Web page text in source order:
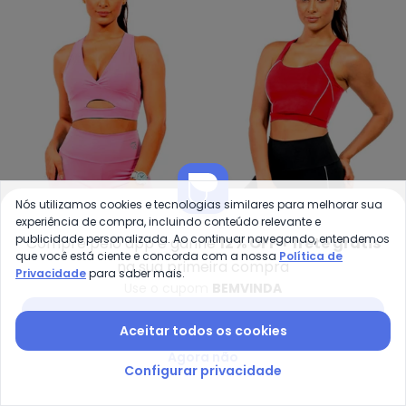
Cobertura - Top em Suplex
Top em Suplex Feminino
(Rosa )
COBERTURA
R$ 44,95R$ 89,90
Top Power Feminino
(Vermelho)
COBERTURA
-70%
-55%
Compre pelo app e ganhe12% OFF + frete grátis
na sua primeira compra
Nós utilizamos cookies e tecnologias similares para melhorar sua
experiência de compra, incluindo conteúdo relevante e
publicidade personalizada. Ao continuar navegando, entendemos
que você está ciente e concorda com a nossa Política de
Privacidadepara saber mais.
Aceitar todos os cookies
Configurar privacidade